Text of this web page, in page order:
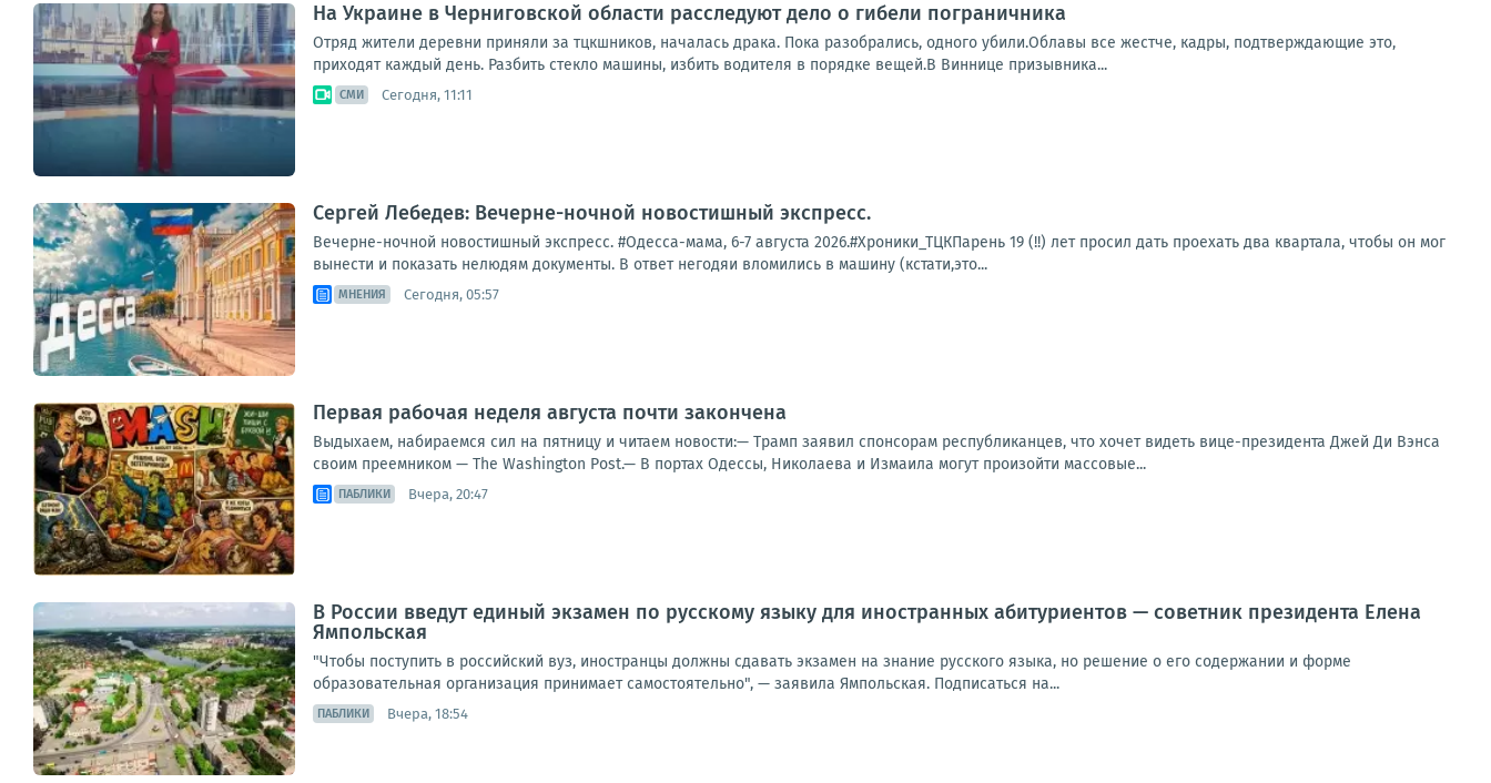
На Украине в Черниговской области расследуют дело о гибели пограничника
Отряд жители деревни приняли за тцкшников, началась драка. Пока разобрались, одного убили.Облавы все жестче, кадры, подтверждающие это,
приходят каждый день. Разбить стекло машины, избить водителя в порядке вещей.В Виннице призывника...
СМИ Сегодня, 11:11
Сергей Лебедев: Вечерне-ночной новостишный экспресс.
Вечерне-ночной новостишный экспресс. #Одесса-мама, 6-7 августа 2026.#Хроники_ТЦКПарень 19 (!!) лет просил дать проехать два квартала, чтобы он мог
вынести и показать нелюдям документы. В ответ негодяи вломились в машину (кстати,это...
МНЕНИЯ Сегодня, 05:57
Первая рабочая неделя августа почти закончена
Выдыхаем, набираемся сил на пятницу и читаем новости:— Трамп заявил спонсорам республиканцев, что хочет видеть вице-президента Джей Ди Вэнса
своим преемником — The Washington Post.— В портах Одессы, Николаева и Измаила могут произойти массовые...
ПАБЛИКИ Вчера, 20:47
В России введут единый экзамен по русскому языку для иностранных абитуриентов — советник президента Елена
Ямпольская
"Чтобы поступить в российский вуз, иностранцы должны сдавать экзамен на знание русского языка, но решение о его содержании и форме
образовательная организация принимает самостоятельно", — заявила Ямпольская. Подписаться на...
ПАБЛИКИ Вчера, 18:54